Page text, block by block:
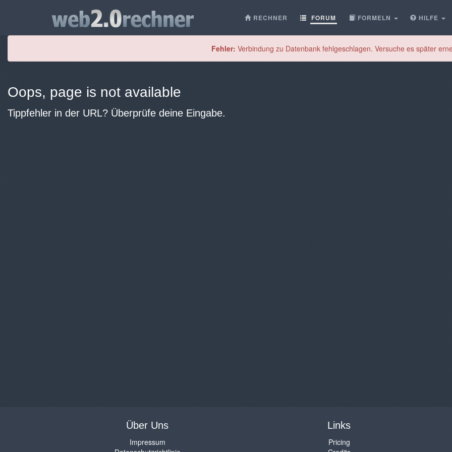
RECHNER FORUM FORMELN HILFE
Fehler: Verbindung zu Datenbank fehlgeschlagen. Versuche es später
Oops, page is not available
Tippfehler in der URL? Überprüfe deine Eingabe.
Über Uns
Impressum
Links
Pricing